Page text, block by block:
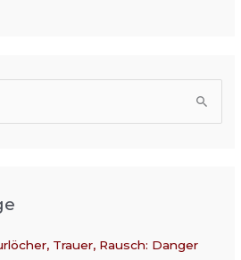
Trauer, Rausch: Danger